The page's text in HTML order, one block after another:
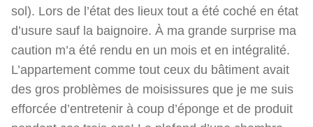
sol). Lors de l’état des lieux tout a été coché en état
d’usure sauf la baignoire. À ma grande surprise ma
caution m’a été rendu en un mois et en intégralité.
L’appartement comme tout ceux du bâtiment avait
des gros problèmes de moisissures que je me suis
efforcée d’entretenir à coup d’éponge et de produit